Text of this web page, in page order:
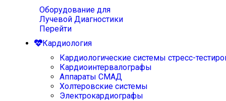
Оборудование для
Лучевой Диагностики
Перейти
Кардиология
Кардиологические системы стресс-
Кардиоинтервалографы
Аппараты СМАД
Холтеровские системы
Электрокардиографы